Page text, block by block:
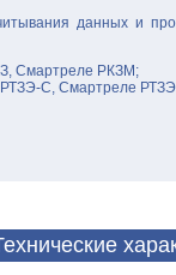
данных и
Смартреле РКЗМ;
С, Смартреле